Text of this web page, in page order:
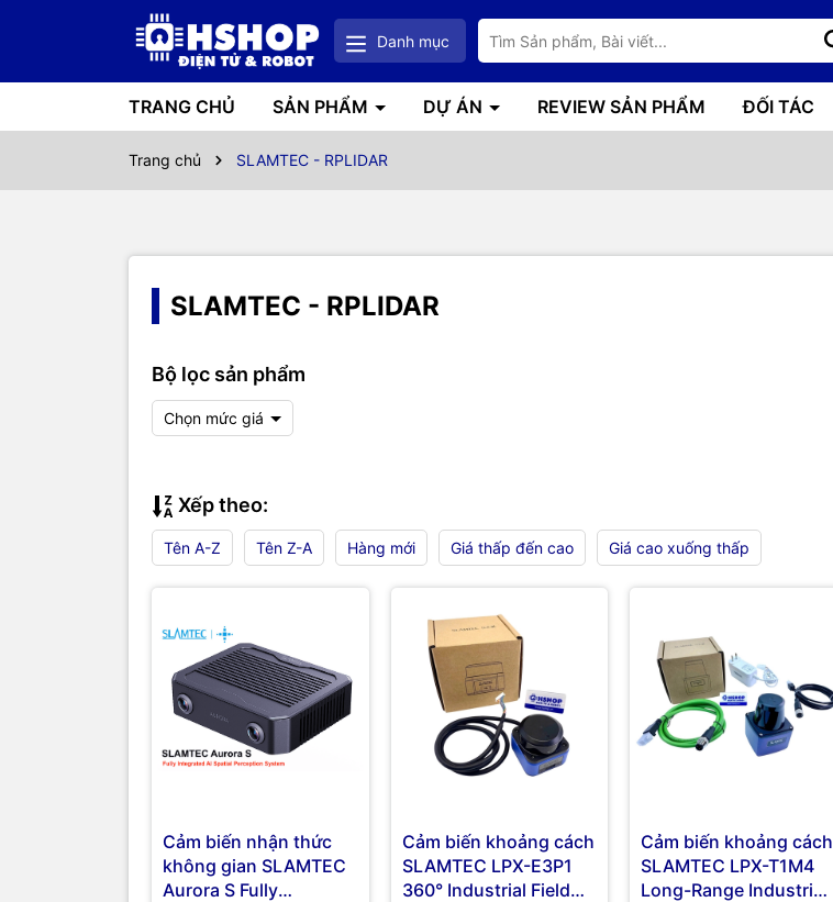
Danh mục
TRANG CHỦ SẢN PHẨM DỰ ÁN REVIEW SẢN PHẨM ĐỐI TÁC
Trang chủ SLAMTEC - RPLIDAR
SLAMTEC - RPLIDAR
Bộ lọc sản phẩm
Chọn mức giá
Xếp theo:
Tên A-Z Tên Z-A Hàng mới Giá thấp đến cao Giá cao xuống thấp
Cảm biến nhận thức
không gian SLAMTEC
Aurora S Fully
Cảm biến khoảng cách
SLAMTEC LPX-E3P1
360° Industrial Field
Cảm biến khoảng cách
SLAMTEC LPX-T1M4
Long-Range Industrial